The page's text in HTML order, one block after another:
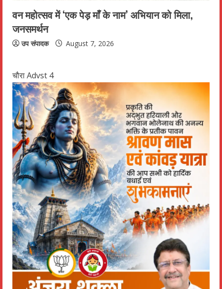
वन महोत्सव में ‘एक पेड़ माँ के नाम’ अभियान को मिला,
जनसमर्थन
उप संपादक August 7, 2026
चौरा Advst 4